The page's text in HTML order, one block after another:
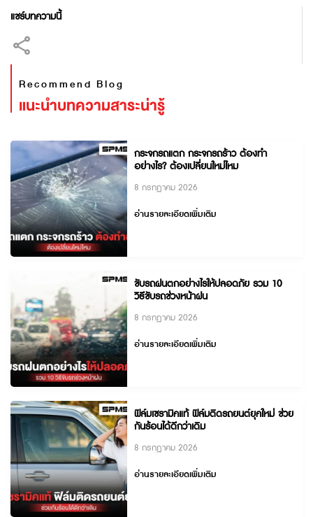
แชร์บทความนี้
Recommend Blog
แนะนำบทความสาระน่ารู้
กระจกรถแตก กระจกรถร้าว ต้องทำ
อย่างไร? ต้องเปลี่ยนใหม่ไหม
8 กรกฎาคม 2026
อ่านรายละเอียดเพิ่มเติม
ขับรถฝนตกอย่างไรให้ปลอดภัย รวม 10
วิธีขับรถช่วงหน้าฝน
8 กรกฎาคม 2026
อ่านรายละเอียดเพิ่มเติม
ฟิล์มเซรามิคแท้ ฟิล์มติดรถยนต์ยุคใหม่ ช่วย
กันร้อนได้ดีกว่าเดิม
8 กรกฎาคม 2026
อ่านรายละเอียดเพิ่มเติม